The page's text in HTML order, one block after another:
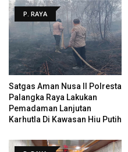
P. RAYA
Satgas Aman Nusa II Polresta
Palangka Raya Lakukan
Pemadaman Lanjutan
Karhutla Di Kawasan Hiu Putih